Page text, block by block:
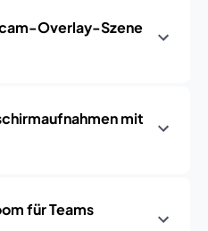
Overlay-Szene
mit
für Teams